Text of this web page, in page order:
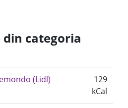
categoria
(Lidl)
129
kCal